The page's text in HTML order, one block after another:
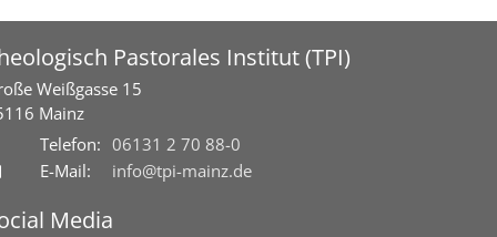
Pastorales Institut (TPI)
Weißgasse 15
Mainz
Telefon: 06131 2 70 88-0
E-Mail:
info@tpi-mainz.de
Media